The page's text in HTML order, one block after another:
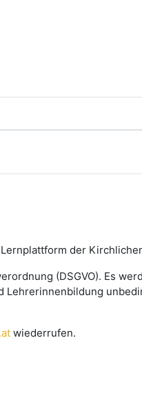
der
(DSGVO). Es
wiederrufen.